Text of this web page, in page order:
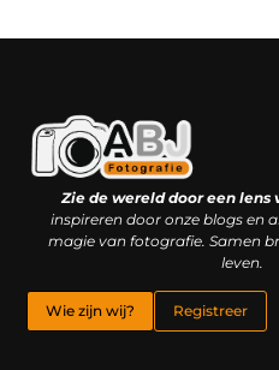
Zie de wereld door een lens
inspireren door onze blogs en
magie van fotografie. Samen
leven.
Wie zijn wij? Registreer